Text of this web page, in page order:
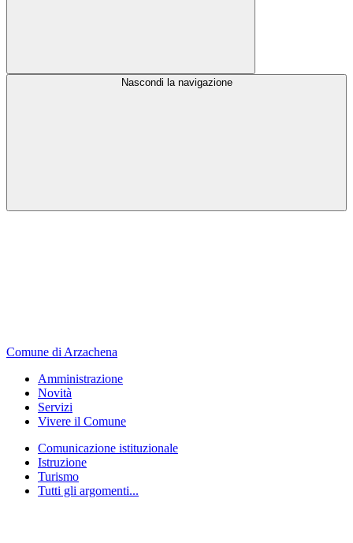
Nascondi la navigazione
Comune di Arzachena
Amministrazione
Novità
Servizi
Vivere il Comune
Comunicazione istituzionale
Istruzione
Turismo
Tutti gli argomenti...